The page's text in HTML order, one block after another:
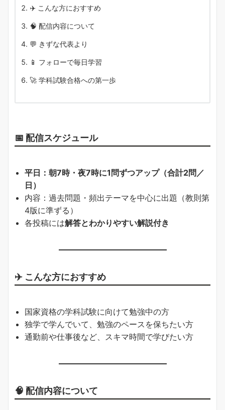
✈️ こんな方におすすめ
🧠 配信内容について
💬 きずな代表より
📱 フォローで毎日学習
🚀 学科試験合格への第一歩
📅 配信スケジュール
平日：朝7時・夜7時に1問ずつアップ（合計2問／
日）
内容：過去問題・頻出テーマを中心に出題（教則第
4版に準ずる）
各投稿には解答とわかりやすい解説付き
✈️ こんな方におすすめ
国家資格の学科試験に向けて勉強中の方
独学で学んでいて、勉強のペースを保ちたい方
通勤前や仕事後など、スキマ時間で学びたい方
🧠 配信内容について